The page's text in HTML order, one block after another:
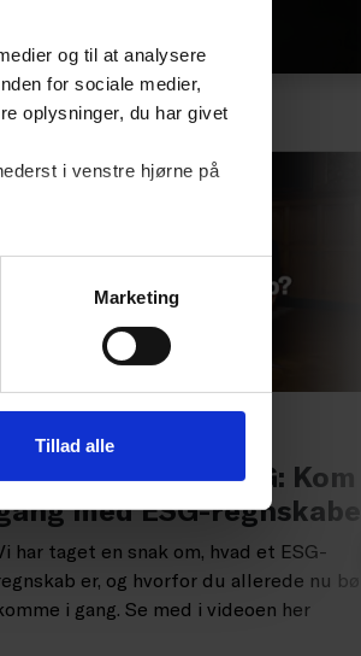
og til at analysere
for sociale medier,
oplysninger, du har givet
i venstre hjørne på
Marketing
Tillad alle
& godt om ESG: Kom i
med ESG-regnskabet
har taget en snak om, hvad et ESG-
er, og hvorfor du allerede nu bør
i gang. Se med i videoen her